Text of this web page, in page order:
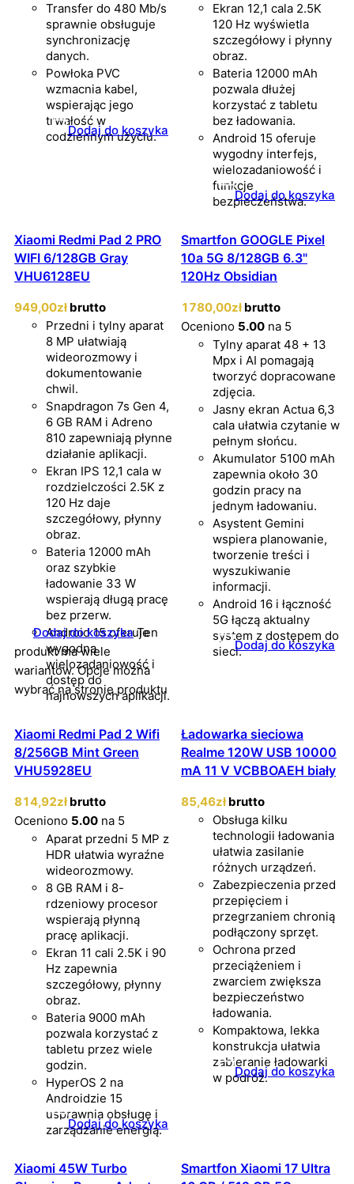
Transfer do 480 Mb/s
sprawnie obsługuje
synchronizację
danych.
Powłoka PVC
wzmacnia kabel,
wspierając jego
trwałość w
codziennym użyciu.
Dodaj do koszyka
Ekran 12,1 cala 2.5K
120 Hz wyświetla
szczegółowy i płynny
obraz.
Bateria 12000 mAh
pozwala dłużej
korzystać z tabletu
bez ładowania.
Android 15 oferuje
wygodny interfejs,
wielozadaniowość i
funkcje
bezpieczeństwa.
Dodaj do koszyka
Xiaomi Redmi Pad 2 PRO
WIFI 6/128GB Gray
VHU6128EU
949,00zł brutto
Przedni i tylny aparat
8 MP ułatwiają
wideorozmowy i
dokumentowanie
chwil.
Snapdragon 7s Gen 4,
6 GB RAM i Adreno
810 zapewniają płynne
działanie aplikacji.
Ekran IPS 12,1 cala w
rozdzielczości 2.5K z
120 Hz daje
szczegółowy, płynny
obraz.
Bateria 12000 mAh
oraz szybkie
ładowanie 33 W
wspierają długą pracę
bez przerw.
Android 15 oferuje
wygodną
wielozadaniowość i
dostęp do
najnowszych aplikacji.
Dodaj do koszyka Ten
produkt ma wiele
wariantów. Opcje można
wybrać na stronie produktu
Smartfon GOOGLE Pixel
10a 5G 8/128GB 6.3"
120Hz Obsidian
1780,00zł brutto
Oceniono 5.00 na 5
Tylny aparat 48 + 13
Mpx i AI pomagają
tworzyć dopracowane
zdjęcia.
Jasny ekran Actua 6,3
cala ułatwia czytanie w
pełnym słońcu.
Akumulator 5100 mAh
zapewnia około 30
godzin pracy na
jednym ładowaniu.
Asystent Gemini
wspiera planowanie,
tworzenie treści i
wyszukiwanie
informacji.
Android 16 i łączność
5G łączą aktualny
system z dostępem do
sieci.Dodaj do koszyka
Xiaomi Redmi Pad 2 Wifi
8/256GB Mint Green
VHU5928EU
814,92zł brutto
Oceniono 5.00 na 5
Aparat przedni 5 MP z
HDR ułatwia wyraźne
wideorozmowy.
8 GB RAM i 8-
rdzeniowy procesor
wspierają płynną
pracę aplikacji.
Ekran 11 cali 2.5K i 90
Hz zapewnia
szczegółowy, płynny
obraz.
Bateria 9000 mAh
pozwala korzystać z
tabletu przez wiele
godzin.
HyperOS 2 na
Androidzie 15
usprawnia obsługę i
zarządzanie energią.
Dodaj do koszyka
Ładowarka sieciowa
Realme 120W USB 10000
mA 11 V VCBBOAEH biały
85,46zł brutto
Obsługa kilku
technologii ładowania
ułatwia zasilanie
różnych urządzeń.
Zabezpieczenia przed
przepięciem i
przegrzaniem chronią
podłączony sprzęt.
Ochrona przed
przeciążeniem i
zwarciem zwiększa
bezpieczeństwo
ładowania.
Kompaktowa, lekka
konstrukcja ułatwia
zabieranie ładowarki
w podróż.
Dodaj do koszyka
Xiaomi 45W Turbo
Smartfon Xiaomi 17 Ultra